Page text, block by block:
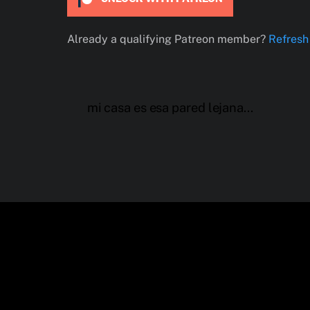
Already a qualifying Patreon member? Refresh
mi casa es esa pared lejana…